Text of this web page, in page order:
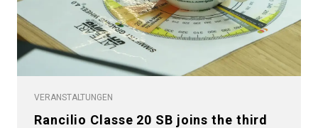
VERANSTALTUNGEN
Rancilio Classe 20 SB joins the third